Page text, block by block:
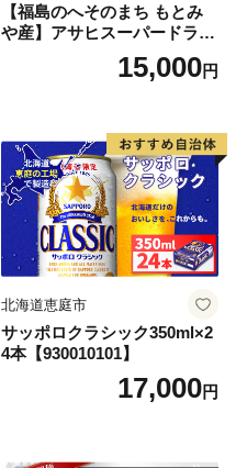
【福島のへそのまち もとみ
や産】アサヒスーパードライ
350ml×24本 合計8.4L 1ケー
ス アルコール度数5% 缶ビー
口 送料無料 カメイ 本宮市
【07214-0206】
15,000円
北海道恵庭市
サッポロクラシック350ml×2
4本【930010101】
17,000円